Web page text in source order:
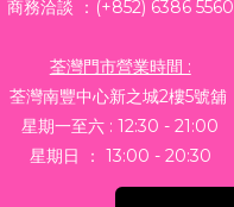
商務洽談 ：(+852) 6386 5560
荃灣門市營業時間 :
荃灣南豐中心新之城2樓5號舖
星期一至六 : 12:30 - 21:00
星期日 ： 13:00 - 20:30